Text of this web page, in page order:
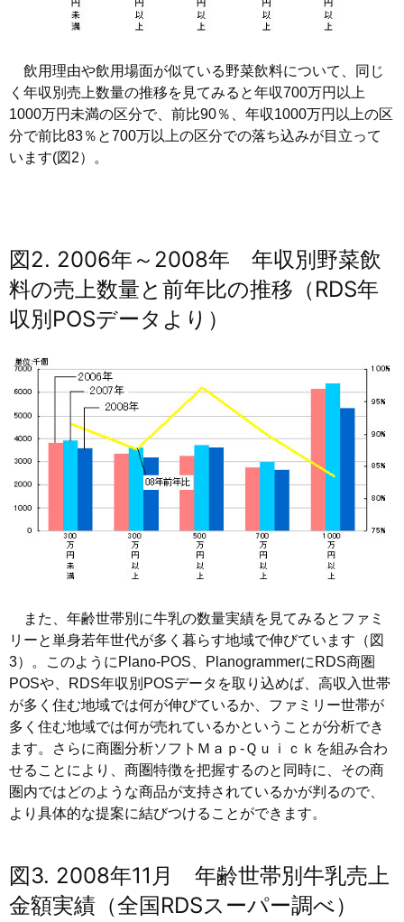
飲用理由や飲用場面が似ている野菜飲料について、同じ
く年収別売上数量の推移を見てみると年収700万円以上
1000万円未満の区分で、前比90％、年収1000万円以上の区
分で前比83％と700万以上の区分での落ち込みが目立って
います(図2）。
図2. 2006年～2008年 年収別野菜飲
料の売上数量と前年比の推移（RDS年
収別POSデータより）
また、年齢世帯別に牛乳の数量実績を見てみるとファミ
リーと単身若年世代が多く暮らす地域で伸びています（図
3）。このようにPlano-POS、PlanogrammerにRDS商圏
POSや、RDS年収別POSデータを取り込めば、高収入世帯
が多く住む地域では何が伸びているか、ファミリー世帯が
多く住む地域では何が売れているかということが分析でき
ます。さらに商圏分析ソフトＭａｐ-Ｑｕｉｃｋを組み合わ
せることにより、商圏特徴を把握するのと同時に、その商
圏内ではどのような商品が支持されているかが判るので、
より具体的な提案に結びつけることができます。
図3. 2008年11月 年齢世帯別牛乳売上
金額実績（全国RDSスーパー調べ）